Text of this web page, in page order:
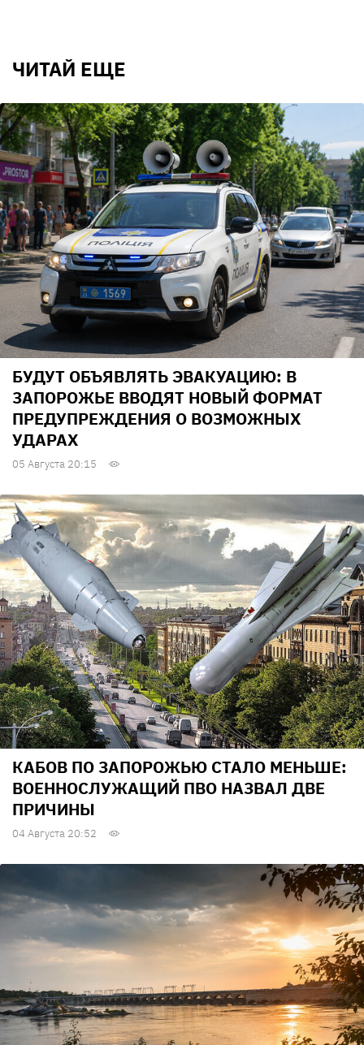
ЧИТАЙ ЕЩЕ
БУДУТ ОБЪЯВЛЯТЬ ЭВАКУАЦИЮ: В
ЗАПОРОЖЬЕ ВВОДЯТ НОВЫЙ ФОРМАТ
ПРЕДУПРЕЖДЕНИЯ О ВОЗМОЖНЫХ
УДАРАХ
05 Августа 20:15
КАБОВ ПО ЗАПОРОЖЬЮ СТАЛО МЕНЬШЕ:
ВОЕННОСЛУЖАЩИЙ ПВО НАЗВАЛ ДВЕ
ПРИЧИНЫ
04 Августа 20:52